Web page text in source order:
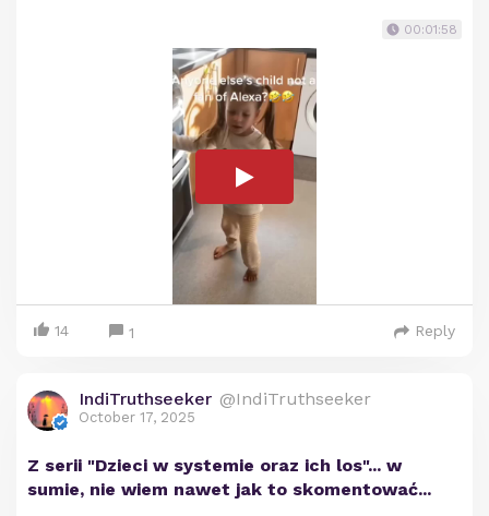
00:01:58
14 1 Reply
IndiTruthseeker @IndiTruthseeker
October 17, 2025
Z serii "Dzieci w systemie oraz ich los"... w
sumie, nie wiem nawet jak to skomentować...